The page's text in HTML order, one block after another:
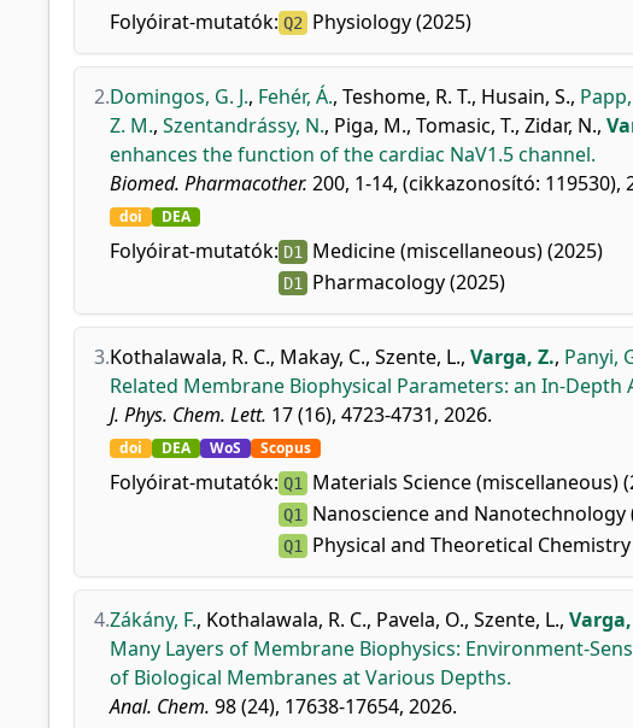
Folyóirat-mutatók: Q2 Physiology (2025)
2.Domingos, G. J., Fehér, Á., Teshome, R. T., Husain, S., Papp,
Z. M., Szentandrássy, N., Piga, M., Tomasic, T., Zidar, N.,
enhances the function of the cardiac NaV1.5 channel.
Biomed. Pharmacother. 200, 1-14, (cikkazonosító: 119530),
doi DEA
Folyóirat-mutatók: D1 Medicine (miscellaneous) (2025)
D1 Pharmacology (2025)
3.Kothalawala, R. C., Makay, C., Szente, L., Varga, Z., Panyi,
Related Membrane Biophysical Parameters: an In-Depth
J. Phys. Chem. Lett. 17 (16), 4723-4731, 2026.
doi DEA WoS Scopus
Folyóirat-mutatók: Q1 Materials Science (miscellaneous)
Q1 Nanoscience and Nanotechnology
Q1 Physical and Theoretical
4.Zákány, F., Kothalawala, R. C., Pavela, O., Szente, L.,
Many Layers of Membrane Biophysics: Environment-
of Biological Membranes at Various Depths.
Anal. Chem. 98 (24), 17638-17654, 2026.